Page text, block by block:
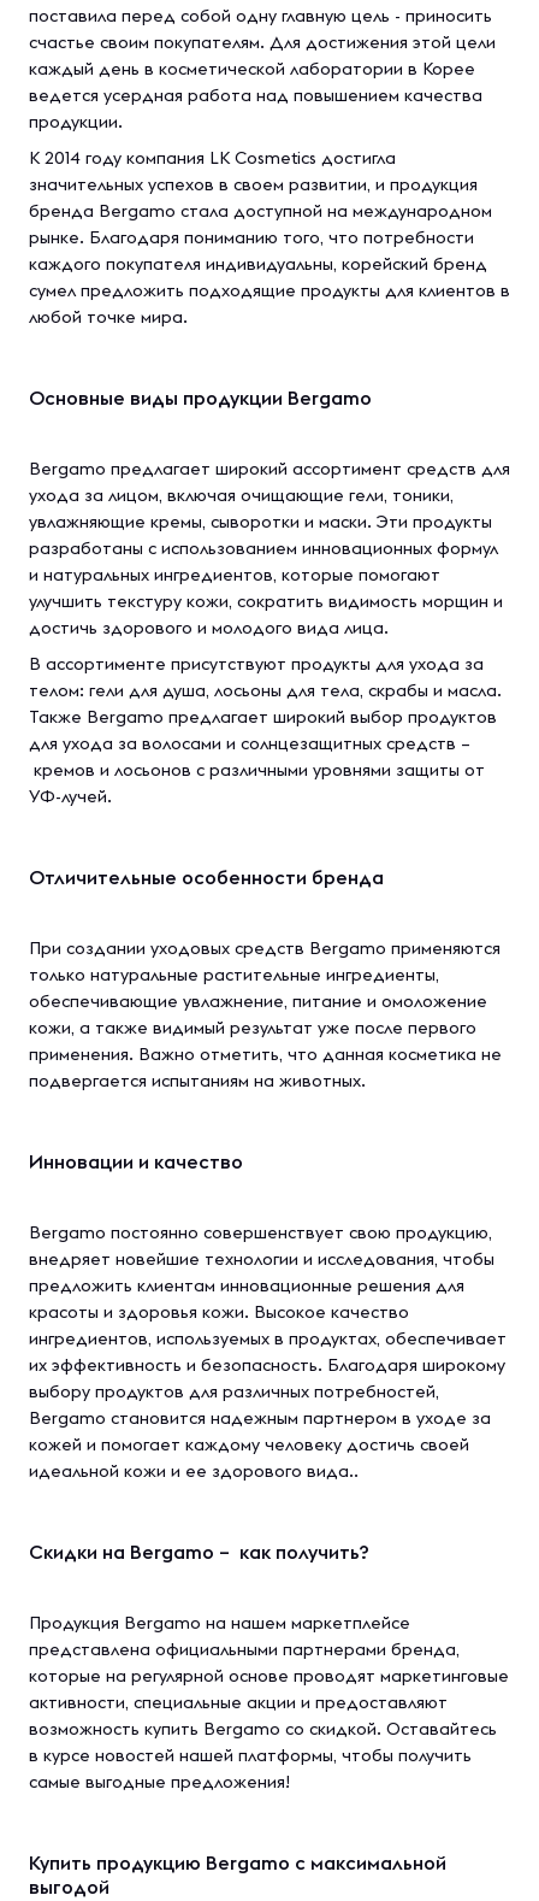
поставила перед собой одну главную цель - приносить
счастье своим покупателям. Для достижения этой цели
каждый день в косметической лаборатории в Корее
ведется усердная работа над повышением качества
продукции.
К 2014 году компания LK Cosmetics достигла
значительных успехов в своем развитии, и продукция
бренда Bergamo стала доступной на международном
рынке. Благодаря пониманию того, что потребности
каждого покупателя индивидуальны, корейский бренд
сумел предложить подходящие продукты для клиентов в
любой точке мира.
Основные виды продукции Bergamo
Bergamo предлагает широкий ассортимент средств для
ухода за лицом, включая очищающие гели, тоники,
увлажняющие кремы, сыворотки и маски. Эти продукты
разработаны с использованием инновационных формул
и натуральных ингредиентов, которые помогают
улучшить текстуру кожи, сократить видимость морщин и
достичь здорового и молодого вида лица.
В ассортименте присутствуют продукты для ухода за
телом: гели для душа, лосьоны для тела, скрабы и масла.
Также Bergamo предлагает широкий выбор продуктов
для ухода за волосами и солнцезащитных средств –
кремов и лосьонов с различными уровнями защиты от
УФ-лучей.
Отличительные особенности бренда
При создании уходовых средств Bergamo применяются
только натуральные растительные ингредиенты,
обеспечивающие увлажнение, питание и омоложение
кожи, а также видимый результат уже после первого
применения. Важно отметить, что данная косметика не
подвергается испытаниям на животных.
Инновации и качество
Bergamo постоянно совершенствует свою продукцию,
внедряет новейшие технологии и исследования, чтобы
предложить клиентам инновационные решения для
красоты и здоровья кожи. Высокое качество
ингредиентов, используемых в продуктах, обеспечивает
их эффективность и безопасность. Благодаря широкому
выбору продуктов для различных потребностей,
Bergamo становится надежным партнером в уходе за
кожей и помогает каждому человеку достичь своей
идеальной кожи и ее здорового вида..
Скидки на Bergamo – как получить?
Продукция Bergamo на нашем маркетплейсе
представлена официальными партнерами бренда,
которые на регулярной основе проводят маркетинговые
активности, специальные акции и предоставляют
возможность купить Bergamo со скидкой. Оставайтесь
в курсе новостей нашей платформы, чтобы получить
самые выгодные предложения!
Купить продукцию Bergamo с максимальной
выгодой